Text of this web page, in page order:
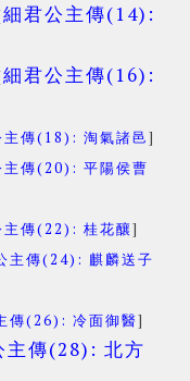
細君公主傳(14):
細君公主傳(16):
主傳(18): 淘氣諸邑]
主傳(20): 平陽侯曹
主傳(22): 桂花釀]
主傳(24): 麒麟送子
傳(26): 冷面御醫]
主傳(28): 北方